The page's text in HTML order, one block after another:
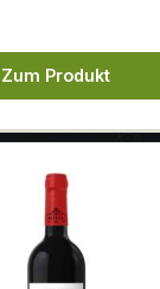
Zum Produkt